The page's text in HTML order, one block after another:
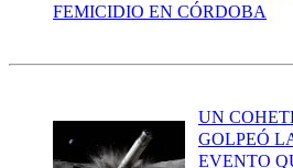
FEMICIDIO EN CÓRDOBA
UN
GOLPEÓ
EVENTO